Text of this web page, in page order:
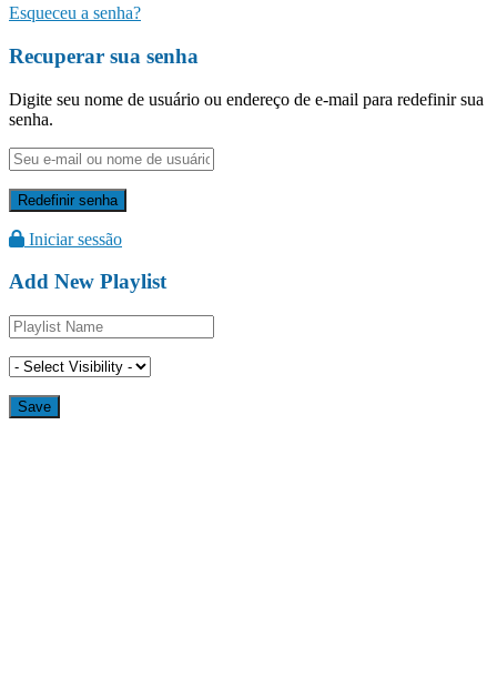
Esqueceu a senha?
Recuperar sua senha
Digite seu nome de usuário ou endereço de e-mail para redefinir sua
senha.
Iniciar sessão
Add New Playlist